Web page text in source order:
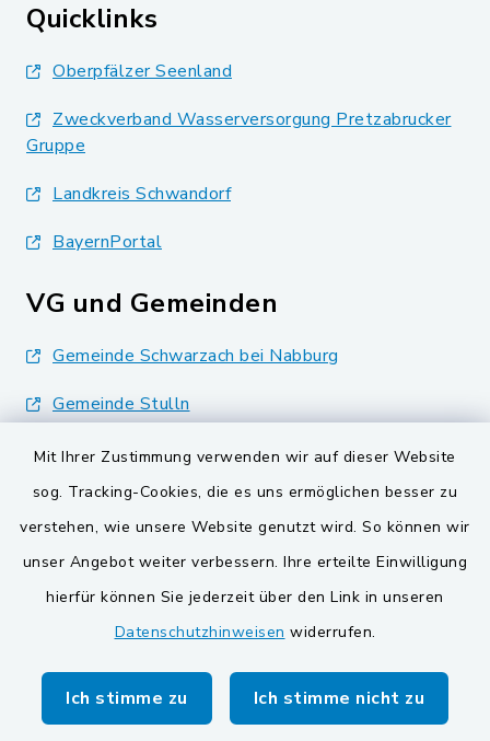
Mit Ihrer Zustimmung verwenden wir auf dieser Website
sog. Tracking-Cookies, die es uns ermöglichen besser zu
verstehen, wie unsere Website genutzt wird. So können wir
unser Angebot weiter verbessern. Ihre erteilte Einwilligung
hierfür können Sie jederzeit über den Link in unseren
Datenschutzhinweisen widerrufen.
Ich stimme zu Ich stimme nicht zu
Quicklinks
Oberpfälzer Seenland
Zweckverband Wasserversorgung Pretzabrucker
Gruppe
Landkreis Schwandorf
BayernPortal
VG und Gemeinden
Gemeinde Schwarzach bei Nabburg
Gemeinde Stulln
Verwaltungsgemeinschaft Schwarzenfeld
Kontakt
Barrierefreiheit